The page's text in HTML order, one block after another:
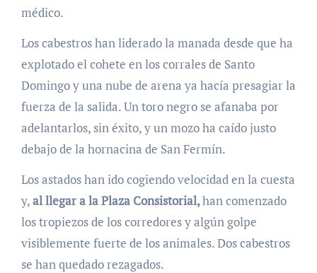
médico.
Los cabestros han liderado la manada desde que ha
explotado el cohete en los corrales de Santo
Domingo y una nube de arena ya hacía presagiar la
fuerza de la salida. Un toro negro se afanaba por
adelantarlos, sin éxito, y un mozo ha caído justo
debajo de la hornacina de San Fermín.
Los astados han ido cogiendo velocidad en la cuesta
y,al llegar a la Plaza Consistorial,han comenzado
los tropiezos de los corredores y algún golpe
visiblemente fuerte de los animales. Dos cabestros
se han quedado rezagados.